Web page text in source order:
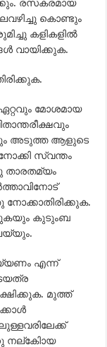
രസകരമായ
കൊണ്ടും
കളികളില്‍
വായിക്കുക.
മോശമായ
അടുത്ത ആളുടെ
സ്വന്തം
കുടുംബ
എന്ന്
മുത്ത്‌
നല്കിോയ